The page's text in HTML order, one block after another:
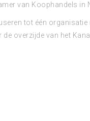
van Koophandels
tot één
de overzijde van het